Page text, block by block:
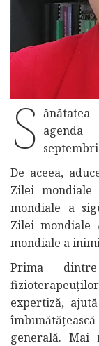
S
De aceea,
Zilei
mondiale a
Zilei mondiale
mondiale a
Prima
expertiză,
generală. Mai